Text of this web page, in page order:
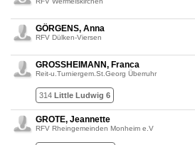
GÖRGENS, Anna
RFV Dülken-Viersen
GROSSHEIMANN, Franca
Reit-u.Turniergem.St.Georg Überruhr
314 Little Ludwig 6
GROTE, Jeannette
RFV Rheingemeinden Monheim e.V